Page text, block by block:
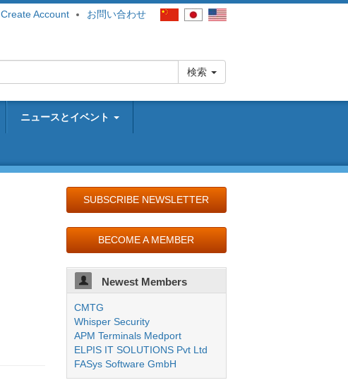
お問い合わせ
Create Account
検索
ニュースとイベント
SUBSCRIBE NEWSLETTER
BECOME A MEMBER
Newest Members
CMTG
Whisper Security
APM Terminals Medport
ELPIS IT SOLUTIONS Pvt Ltd
FASys Software GmbH